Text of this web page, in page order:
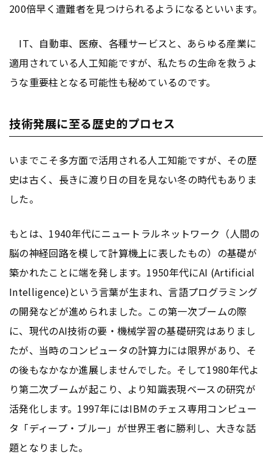
200倍早く遭難者を見つけられるようになるといいます。
IT、自動車、医療、各種サービスと、あらゆる産業に
適用されている人工知能ですが、私たちの生命を救うよ
うな重要柱となる可能性も秘めているのです。
技術発展に至る歴史的プロセス
いまでこそ多方面で活用される人工知能ですが、その歴
史は古く、長きに渡り日の目を見ない冬の時代もありま
した。
もとは、1940年代にニュートラルネットワーク（人間の
脳の神経回路を模して計算機上に表したもの）の基礎が
築かれたことに端を発します。1950年代にAI (Artificial
Intelligence)という言葉が生まれ、言語プログラミング
の開発などが進められました。この第一次ブームの際
に、現代のAI技術の要・機械学習の基礎研究はありまし
たが、当時のコンピュータの計算力には限界があり、そ
の後もなかなか進展しませんでした。そして1980年代よ
り第二次ブームが起こり、より知識表現ベースの研究が
活発化します。1997年にはIBMのチェス専用コンピュー
タ「ディープ・ブルー」が世界王者に勝利し、大きな話
題となりました。